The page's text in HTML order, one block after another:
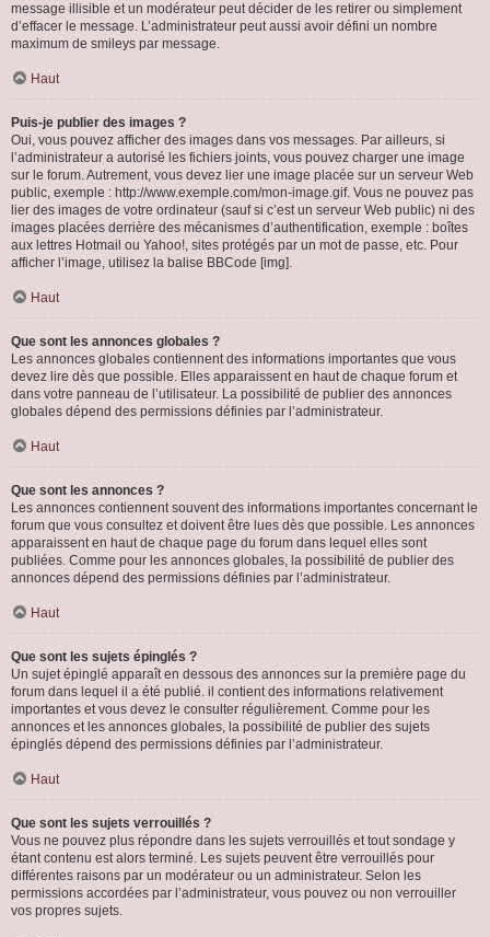
message illisible et un modérateur peut décider de les retirer ou simplement
d’effacer le message. L’administrateur peut aussi avoir défini un nombre
maximum de smileys par message.
Haut
Puis-je publier des images ?
Oui, vous pouvez afficher des images dans vos messages. Par ailleurs, si
l’administrateur a autorisé les fichiers joints, vous pouvez charger une image
sur le forum. Autrement, vous devez lier une image placée sur un serveur Web
public, exemple : http://www.exemple.com/mon-image.gif. Vous ne pouvez pas
lier des images de votre ordinateur (sauf si c’est un serveur Web public) ni des
images placées derrière des mécanismes d’authentification, exemple : boîtes
aux lettres Hotmail ou Yahoo!, sites protégés par un mot de passe, etc. Pour
afficher l’image, utilisez la balise BBCode [img].
Haut
Que sont les annonces globales ?
Les annonces globales contiennent des informations importantes que vous
devez lire dès que possible. Elles apparaissent en haut de chaque forum et
dans votre panneau de l’utilisateur. La possibilité de publier des annonces
globales dépend des permissions définies par l’administrateur.
Haut
Que sont les annonces ?
Les annonces contiennent souvent des informations importantes concernant le
forum que vous consultez et doivent être lues dès que possible. Les annonces
apparaissent en haut de chaque page du forum dans lequel elles sont
publiées. Comme pour les annonces globales, la possibilité de publier des
annonces dépend des permissions définies par l’administrateur.
Haut
Que sont les sujets épinglés ?
Un sujet épinglé apparaît en dessous des annonces sur la première page du
forum dans lequel il a été publié. il contient des informations relativement
importantes et vous devez le consulter régulièrement. Comme pour les
annonces et les annonces globales, la possibilité de publier des sujets
épinglés dépend des permissions définies par l’administrateur.
Haut
Que sont les sujets verrouillés ?
Vous ne pouvez plus répondre dans les sujets verrouillés et tout sondage y
étant contenu est alors terminé. Les sujets peuvent être verrouillés pour
différentes raisons par un modérateur ou un administrateur. Selon les
permissions accordées par l’administrateur, vous pouvez ou non verrouiller
vos propres sujets.